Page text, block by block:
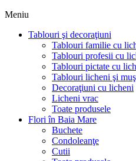
Meniu
Tablouri şi decoraţiuni
Tablouri familie cu
Tablouri profesii cu
Tablouri pictate cu
Tablouri licheni şi
Decoraţiuni cu licheni
Licheni vrac
Toate produsele
Flori în Baia Mare
Buchete
Condoleanţe
Cutii